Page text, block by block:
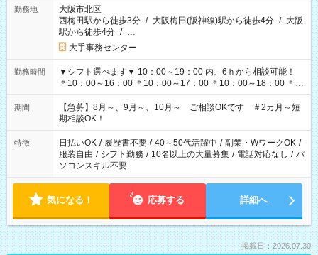
勤務地
大阪市北区
西梅田駅から徒歩3分 / 大阪梅田(阪神線)駅から徒歩4分 / 大阪
駅から徒歩4分 / …
大手事務センター
勤務時間
▼シフト選べます▼ 10：00～19：00 内、6ｈから相談可能！
＊10：00～16：00 ＊10：00～17：00 ＊10：00～18：00 ＊
11：00～19：00 ＊12：00～19：00 ＊13：00～19：00
期間
【急募】8月～、9月～、10月～ ご相談OKです ＃2カ月～短
期相談OK！
特徴 日払いOK / 履歴書不要 / 40～50代活躍中 / 副業・WワークOK /
服装自由 / シフト勤務 / 10名以上の大量募集 / 電話対応なし / パ
ソコンスキル不要
気になる！ 応募する 詳細へ
掲載日：2026.07.30